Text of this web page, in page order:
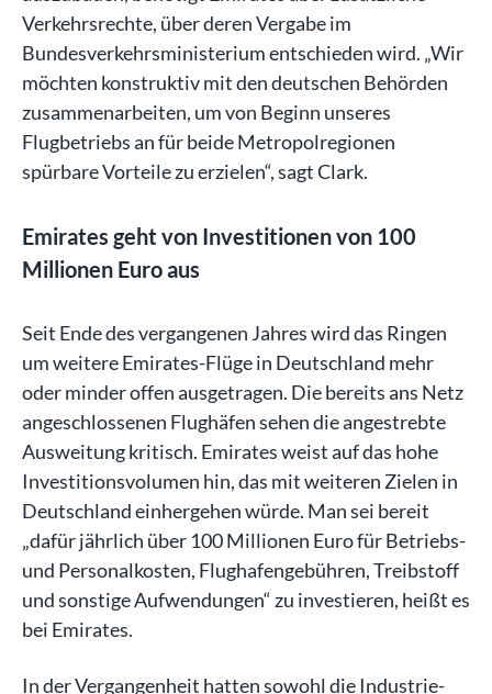
Verkehrsrechte, über deren Vergabe im
Bundesverkehrsministerium entschieden wird. „Wir
möchten konstruktiv mit den deutschen Behörden
zusammenarbeiten, um von Beginn unseres
Flugbetriebs an für beide Metropolregionen
spürbare Vorteile zu erzielen“, sagt Clark.
Emirates geht von Investitionen von 100
Millionen Euro aus
Seit Ende des vergangenen Jahres wird das Ringen
um weitere Emirates-Flüge in Deutschland mehr
oder minder offen ausgetragen. Die bereits ans Netz
angeschlossenen Flughäfen sehen die angestrebte
Ausweitung kritisch. Emirates weist auf das hohe
Investitionsvolumen hin, das mit weiteren Zielen in
Deutschland einhergehen würde. Man sei bereit
„dafür jährlich über 100 Millionen Euro für Betriebs-
und Personalkosten, Flughafengebühren, Treibstoff
und sonstige Aufwendungen“ zu investieren, heißt es
bei Emirates.
In der Vergangenheit hatten sowohl die Industrie-